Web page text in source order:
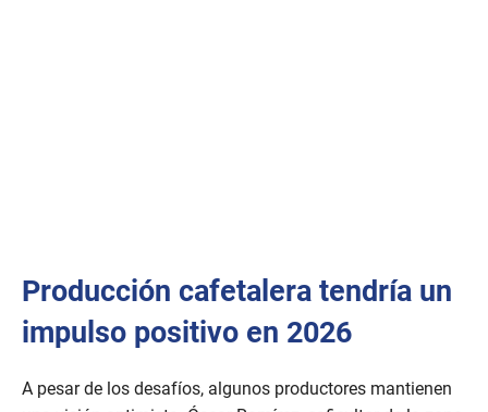
Producción cafetalera tendría un
impulso positivo en 2026
A pesar de los desafíos, algunos productores mantienen